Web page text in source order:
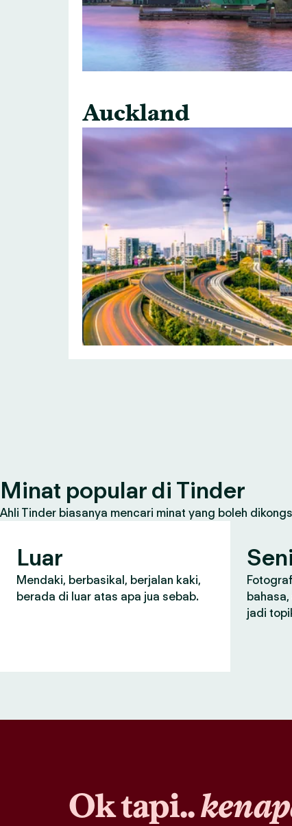
Auckland
Minat popular di Tinder
Ahli Tinder biasanya mencari minat yang boleh
Luar
Mendaki, berbasikal, berjalan kaki,
berada di luar atas apa jua sebab.
Seni
jadi
Ok tapi..